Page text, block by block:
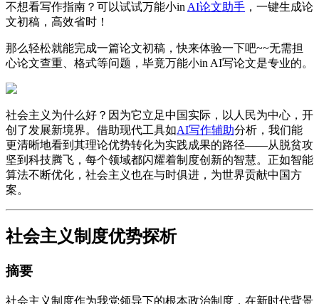
不想看写作指南？可以试试万能小inAI论文助手 ，一键生成论
文初稿，高效省时！
那么轻松就能完成一篇论文初稿，快来体验一下吧~~无需担
心论文查重、格式等问题，毕竟万能小in AI写论文是专业的。
社会主义为什么好？因为它立足中国实际，以人民为中心，开
创了发展新境界。借助现代工具如AI写作辅助分析，我们能
更清晰地看到其理论优势转化为实践成果的路径——从脱贫攻
坚到科技腾飞，每个领域都闪耀着制度创新的智慧。正如智能
算法不断优化，社会主义也在与时俱进，为世界贡献中国方
案。
社会主义制度优势探析
摘要
社会主义制度作为我党领导下的根本政治制度，在新时代背景